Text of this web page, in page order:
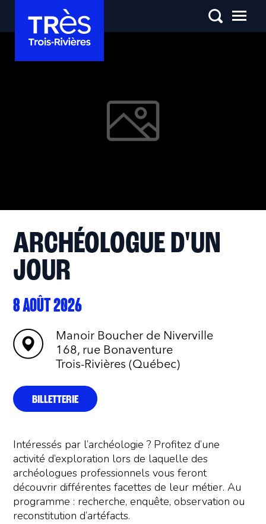
Intéressés par l’archéologie ? Profitez d’une
activité d’exploration lors de laquelle des
archéologues professionnels vous feront
découvrir différentes facettes de leur métier. Au
programme : recherche, enquête, observation ou
reconstitution d’artéfacts.
ARCHÉOLOGUE D'UN
JOUR
8 AOÛT 2026
Manoir Boucher de Niverville
168, rue Bonaventure
Trois-Rivières (Québec)
BILLETTERIE